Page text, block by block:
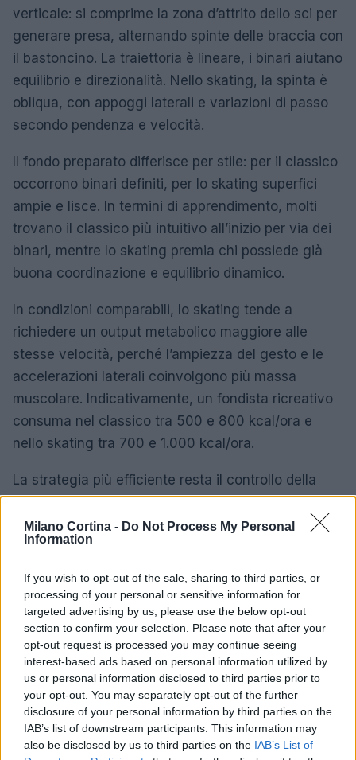
Milano Cortina - Do Not Process My Personal
Information
If you wish to opt-out of the sale, sharing to third parties, or
processing of your personal or sensitive information for
targeted advertising by us, please use the below opt-out
section to confirm your selection. Please note that after your
opt-out request is processed you may continue seeing
interest-based ads based on personal information utilized by
us or personal information disclosed to third parties prior to
your opt-out. You may separately opt-out of the further
disclosure of your personal information by third parties on the
IAB’s list of downstream participants. This information may
also be disclosed by us to third parties on the IAB’s List of
verticale: si comprime la zona d’attrito dello sci per
generare presa, alternando spinte delle braccia con
il bastoncino. La traiettoria è lineare, i binari aiutano
equilibrio e direzionalità. Nello skating, la spinta è
obliqua, con appoggi laterali e variazioni di passo
secondo pendenza e velocità.
Il fondo preparato differisce per stile: per il classico
occorrono binari definiti, per lo skating superfici
ampie e lisce. In termini di apprendimento, molti
trovano il classico più intuitivo all’inizio per via dei
binari, mentre lo skating premia chi possiede già
buona coordinazione e equilibrio dinamico.
In condizioni comparabili, lo skating tende a
richiedere un output metabolico maggiore alle
stesse velocità, perché l’ampiezza del gesto e le
accelerazioni laterali coinvolgono più massa
muscolare. Indicativamente, un fondista ricreativo
consuma nel classico tra 500 e 800 kcal/ora e
nello skating tra 700 e 1.000 kcal/ora.
La strategia più efficiente resta il controllo della
cadenza e della lunghezza di passo, evitando
picchi superflui nelle salite e sfruttando la scivolata
in pianura. Chi desidera un lavoro metabolico
alleato; chi punta alla resistenza lunga e a un
carico più costante può preferire il classico,
soprattutto su percorsi rolling con dislivelli
moderati.
Gli sci da classico hanno camber che favorisce la
zona di tenuta e lunghezze leggermente superiori;
quelli da skating sono più rigidi torsionalmente e